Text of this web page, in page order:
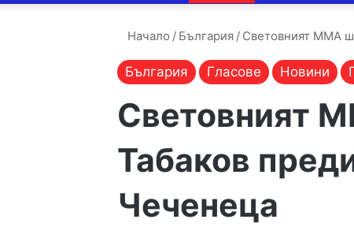
Начало / България / Световният ММА
България Гласове Новини
Световният
Табаков
Чеченеца